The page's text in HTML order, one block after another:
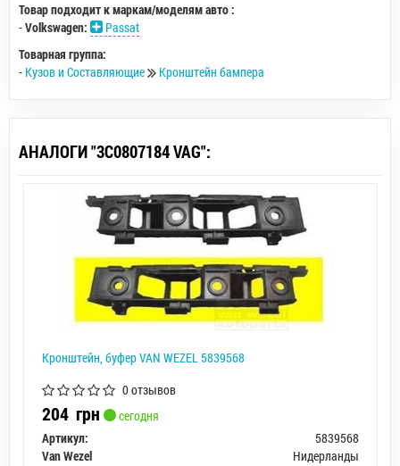
Товар подходит к маркам/моделям авто :
-Volkswagen:
Passat
Товарная группа:
- Кузов и Составляющие Кронштейн бампера
АНАЛОГИ "3C0807184 VAG":
Кронштейн, буфер VAN WEZEL 5839568
0 отзывов
204 грн
сегодня
Артикул:
5839568
Van Wezel
Нидерланды